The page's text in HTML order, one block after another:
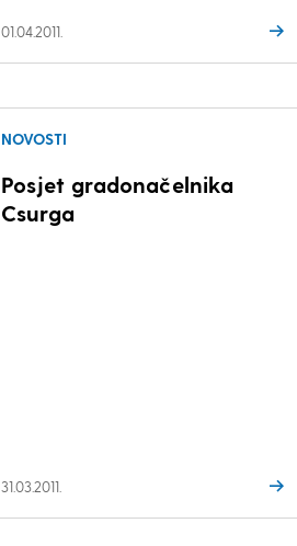
01.04.2011.
NOVOSTI
Posjet gradonačelnika
Csurga
31.03.2011.